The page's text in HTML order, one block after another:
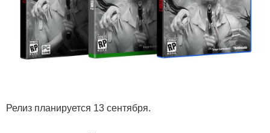
Релиз планируется 13 сентября.